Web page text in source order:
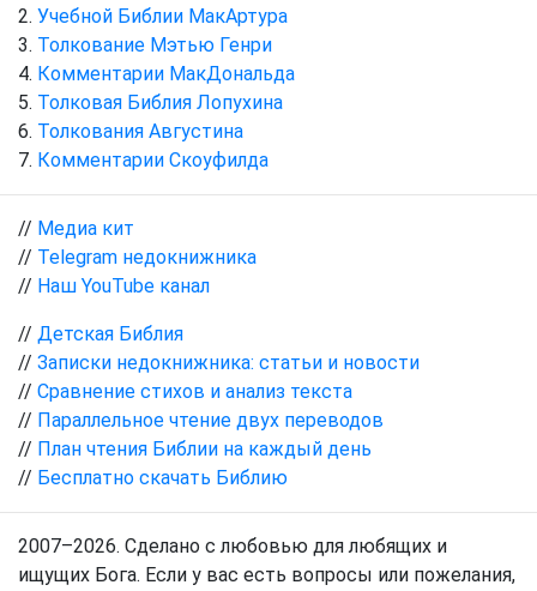
Учебной Библии МакАртура
Толкование Мэтью Генри
Комментарии МакДональда
Толковая Библия Лопухина
Толкования Августина
Комментарии Скоуфилда
// Медиа кит
// Telegram недокнижника
// Наш YouTube канал
// Детская Библия
// Записки недокнижника: статьи и новости
// Сравнение стихов и анализ текста
// Параллельное чтение двух переводов
// План чтения Библии на каждый день
// Бесплатно скачать Библию
2007–2026. Сделано с любовью для любящих и
ищущих Бога. Если у вас есть вопросы или пожелания,